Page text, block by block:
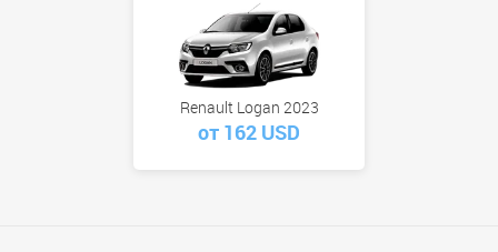
Renault Logan 2023
от 162 USD